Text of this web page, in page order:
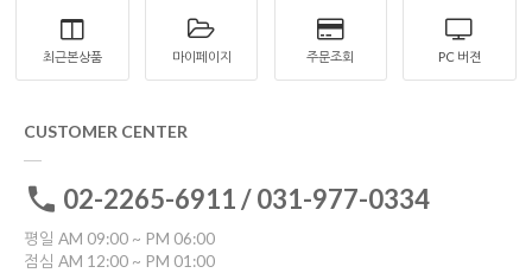
최근본상품 마이페이지 주문조회 PC 버젼
CUSTOMER CENTER
02-2265-6911 / 031-977-0334
평일 AM 09:00 ~ PM 06:00
점심 AM 12:00 ~ PM 01:00